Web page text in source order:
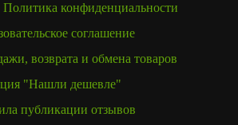
Политика конфиденциальности
соглашение
возврата и обмена товаров
"Нашли дешевле"
публикации отзывов